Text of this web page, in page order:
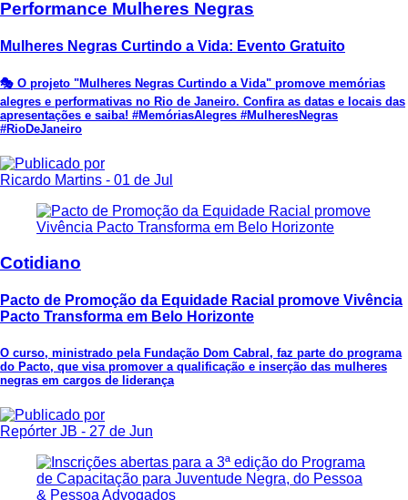
Performance Mulheres Negras
Mulheres Negras Curtindo a Vida: Evento Gratuito
🎭 O projeto "Mulheres Negras Curtindo a Vida" promove memórias
alegres e performativas no Rio de Janeiro. Confira as datas e locais das
apresentações e saiba! #MemóriasAlegres #MulheresNegras
#RioDeJaneiro
Ricardo Martins - 01 de Jul
Cotidiano
Pacto de Promoção da Equidade Racial promove Vivência
Pacto Transforma em Belo Horizonte
O curso, ministrado pela Fundação Dom Cabral, faz parte do programa
do Pacto, que visa promover a qualificação e inserção das mulheres
negras em cargos de liderança
Repórter JB - 27 de Jun